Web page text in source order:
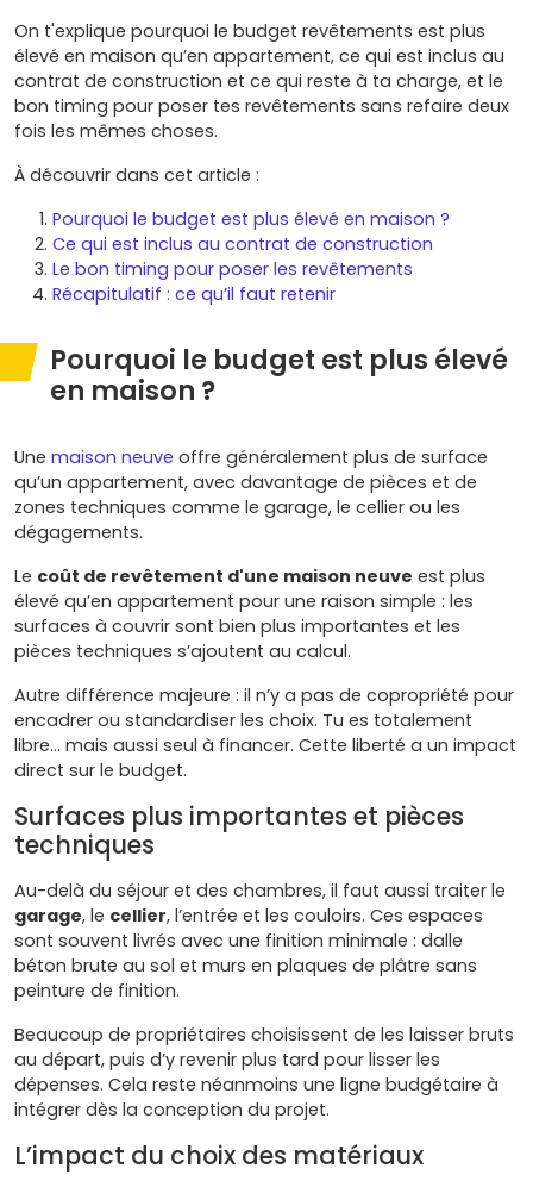
On t'explique pourquoi le budget revêtements est plus
élevé en maison qu’en appartement, ce qui est inclus au
contrat de construction et ce qui reste à ta charge, et le
bon timing pour poser tes revêtements sans refaire deux
fois les mêmes choses.
À découvrir dans cet article :
Pourquoi le budget est plus élevé en maison ?
Ce qui est inclus au contrat de construction
Le bon timing pour poser les revêtements
Récapitulatif : ce qu’il faut retenir
Pourquoi le budget est plus élevé
en maison ?
Une maison neuve offre généralement plus de surface
qu’un appartement, avec davantage de pièces et de
zones techniques comme le garage, le cellier ou les
dégagements.
Le coût de revêtement d'une maison neuve est plus
élevé qu’en appartement pour une raison simple : les
surfaces à couvrir sont bien plus importantes et les
pièces techniques s’ajoutent au calcul.
Autre différence majeure : il n’y a pas de copropriété pour
encadrer ou standardiser les choix. Tu es totalement
libre… mais aussi seul à financer. Cette liberté a un impact
direct sur le budget.
Surfaces plus importantes et pièces
techniques
Au-delà du séjour et des chambres, il faut aussi traiter le
garage, le cellier, l’entrée et les couloirs. Ces espaces
sont souvent livrés avec une finition minimale : dalle
béton brute au sol et murs en plaques de plâtre sans
peinture de finition.
Beaucoup de propriétaires choisissent de les laisser bruts
au départ, puis d’y revenir plus tard pour lisser les
dépenses. Cela reste néanmoins une ligne budgétaire à
intégrer dès la conception du projet.
L’impact du choix des matériaux